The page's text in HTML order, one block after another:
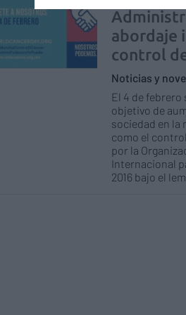
abordaje
control
Noticias y
El 4 de febrero
objetivo de
sociedad en la
como el
por la
Internacional
2016 bajo el